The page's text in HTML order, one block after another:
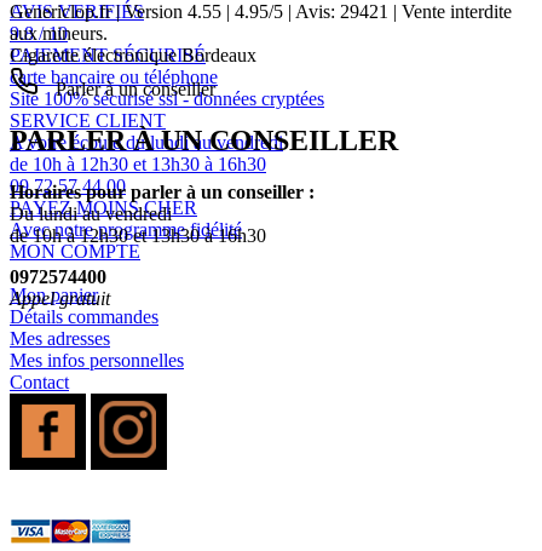
AVIS VERIFIÉS
9.8 / 10
PAIEMENT SÉCURISÉ
carte bancaire ou téléphone
Site 100% sécurisé ssl - données cryptées
SERVICE CLIENT
A votre écoute du lundi au vendredi
de 10h à 12h30 et 13h30 à 16h30
09 72 57 44 00
PAYEZ MOINS CHER
Avec notre programme fidélité
MON COMPTE
Mon panier
Détails commandes
Mes adresses
Mes infos personnelles
Contact
Genericlop.fr|Version 4.55 | 4.95/5 | Avis: 29421 | Vente interdite
aux mineurs.
Cigarette électronique Bordeaux
Parler à un conseiller
PARLER À UN CONSEILLER
Horaires pour parler à un conseiller :
Du lundi au vendredi
de 10h à 12h30 et 13h30 à 16h30
0972574400
Appel gratuit